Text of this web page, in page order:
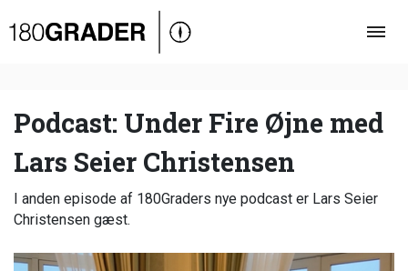
Oversigt
Debat
Video
Podcast
Podcast: Under Fire Øjne med
Lars Seier Christensen
I anden episode af 180Graders nye podcast er Lars Seier
Christensen gæst.